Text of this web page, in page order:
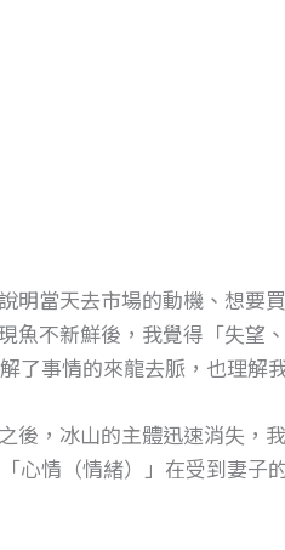
明當天去市場的動機、想要
魚不新鮮後，我覺得「失望
事情的來龍去脈，也理解
後，冰山的主體迅速消失，
情（情緒）」在受到妻子